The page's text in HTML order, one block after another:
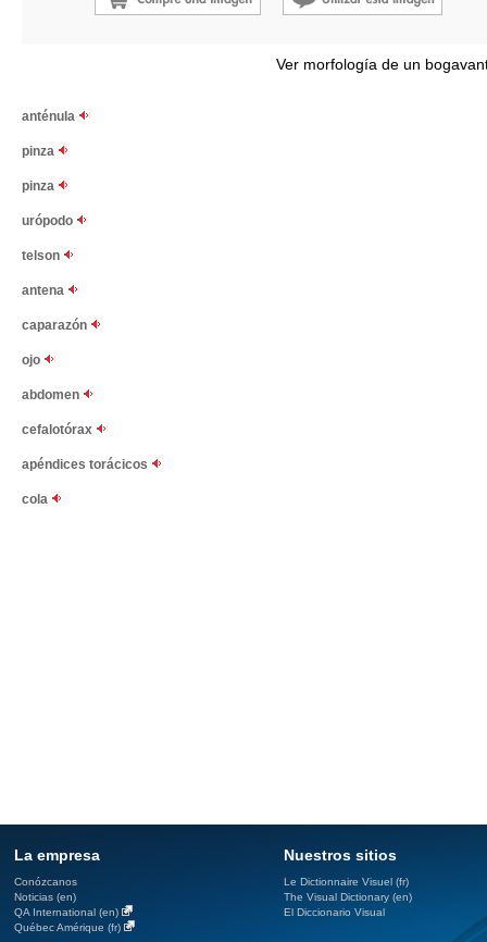
Ver morfología de un
anténula
pinza
pinza
urópodo
telson
antena
caparazón
ojo
abdomen
cefalotórax
apéndices torácicos
cola
La empresa
Conózcanos
Noticias (en)
QA International (en)
Québec Amérique (fr)
Nuestros sitios
Le Dictionnaire Visuel (fr)
The Visual Dictionary (en)
El Diccionario Visual